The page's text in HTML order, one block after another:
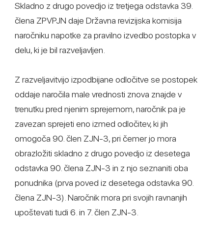
Skladno z drugo povedjo iz tretjega odstavka 39.
člena ZPVPJN daje Državna revizijska komisija
naročniku napotke za pravilno izvedbo postopka v
delu, ki je bil razveljavljen.
Z razveljavitvijo izpodbijane odločitve se postopek
oddaje naročila male vrednosti znova znajde v
trenutku pred njenim sprejemom, naročnik pa je
zavezan sprejeti eno izmed odločitev, ki jih
omogoča 90. člen ZJN-3, pri čemer jo mora
obrazložiti skladno z drugo povedjo iz desetega
odstavka 90. člena ZJN-3 in z njo seznaniti oba
ponudnika (prva poved iz desetega odstavka 90.
člena ZJN-3). Naročnik mora pri svojih ravnanjih
upoštevati tudi 6. in 7. člen ZJN-3.